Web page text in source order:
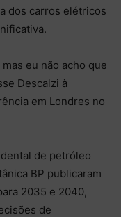
dos carros elétricos
eu não acho que
Descalzi à
em Londres no
de petróleo
BP publicaram
2035 e 2040,
de